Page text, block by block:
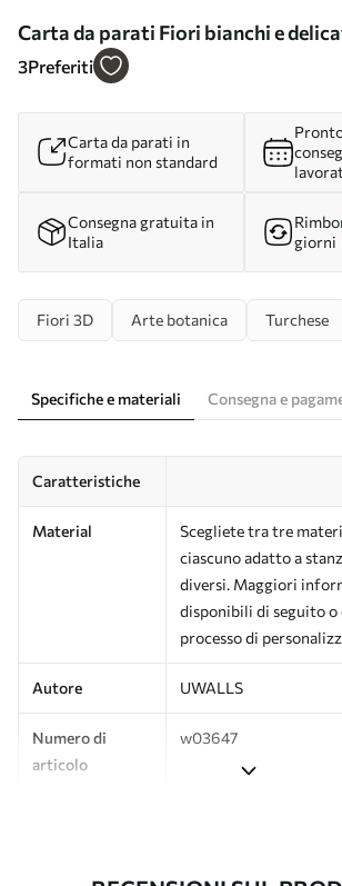
Carta da parati Fiori bianchi e
traslucidi nr. w03647
3Preferiti
Carta da parati in
formati non standard
Consegna gratuita in
Italia
giorni
Fiori 3D Arte botanica Turchese
Specifiche e materiali Consegna e
Caratteristiche
Material
Scegliete tra tre
ciascuno adatto a
diversi. Maggiori
disponibili di seguito o
processo di
Autore UWALLS
Numero di
articolo
w03647